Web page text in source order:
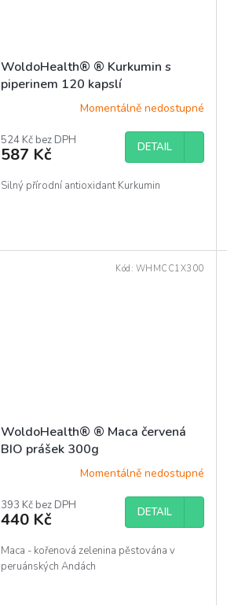
WoldoHealth® ® Kurkumin s
piperinem 120 kapslí
Momentálně nedostupné
524 Kč bez DPH
587 Kč DETAIL
Silný přírodní antioxidant Kurkumin
WoldoHealth® ® Maca červená
BIO prášek 300g
Momentálně nedostupné
393 Kč bez DPH
440 Kč DETAIL
Maca - kořenová zelenina pěstována v
peruánských Andách
Kód: WHMCC1X300